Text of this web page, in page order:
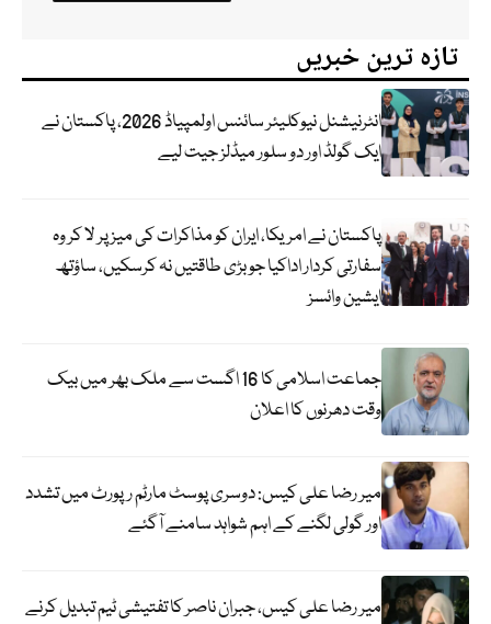
تازہ ترین خبریں
انٹرنیشنل نیوکلیئر سائنس اولمپیاڈ 2026، پاکستان نے
ایک گولڈ اور دو سلور میڈلز جیت لیے
پاکستان نے امریکا، ایران کو مذاکرات کی میز پر لا کر وہ
سفارتی کردار اداکیا جو بڑی طاقتیں نہ کرسکیں، ساؤتھ
ایشین وائسز
جماعت اسلامی کا 16 اگست سے ملک بھر میں بیک
وقت دھرنوں کا اعلان
میر رضا علی کیس: دوسری پوسٹ مارٹم رپورٹ میں تشدد
اور گولی لگنے کے اہم شواہد سامنے آگئے
میر رضا علی کیس، جبران ناصر کا تفتیشی ٹیم تبدیل کرنے